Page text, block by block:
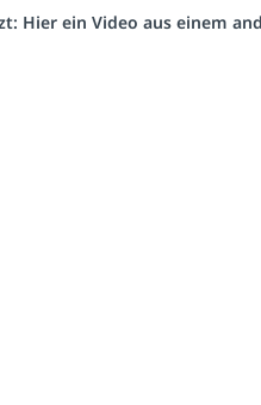
Hier ein Video aus einem